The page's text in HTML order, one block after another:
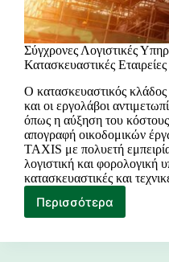
Σύγχρονες Λογιστικές
Κατασκευαστικές Εταιρείες
Ο κατασκευαστικός κλάδος
και οι εργολάβοι
όπως η αύξηση του
απογραφή οικοδομικών
TAXIS με πολυετή
λογιστική και φορολογική
κατασκευαστικές και
Περισσότερα
Σύγχρονες
Υπηρεσίες